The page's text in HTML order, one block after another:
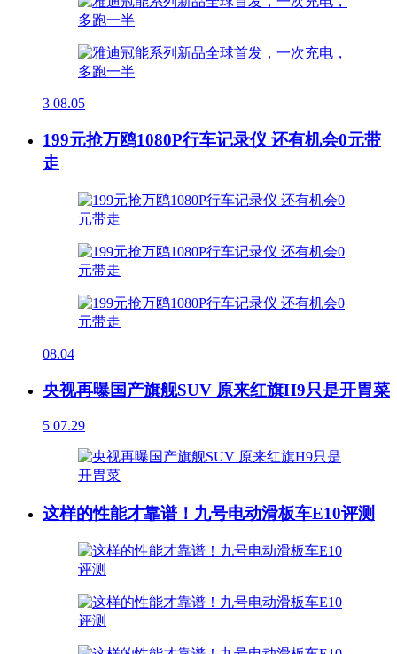
3 08.05
199元抢万鸥1080P行车记录仪 还有机会0元带
走
08.04
央视再曝国产旗舰SUV 原来红旗H9只是开胃菜
5 07.29
这样的性能才靠谱！九号电动滑板车E10评测